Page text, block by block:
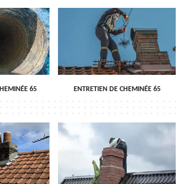
65 ENTRETIEN DE CHEMINÉE 65